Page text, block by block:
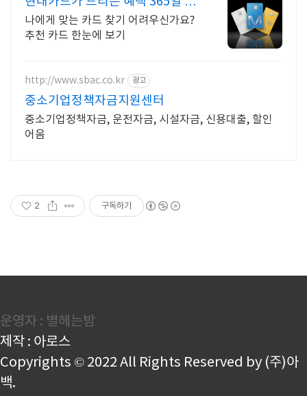
시간 신청
나에게 맞는 카드 찾기 어려우신가요?
추천 카드 한눈에 보기
http://www.sbac.co.kr 광고
중소기업정책자금지원센터
중소기업정책자금, 운전자금, 시설자금, 신용대출, 할인
어음
2 구독하기
운영자 : 별헤는밤
제작 : 아로스
Copyrights © 2022 All Rights Reserved by (주)아
백.